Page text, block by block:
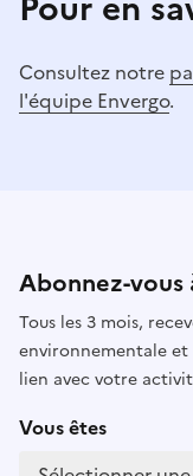
Consultez notre
l'équipe Envergo.
Abonnez-
Tous les 3 mois,
environnementale et
lien avec votre
Vous êtes